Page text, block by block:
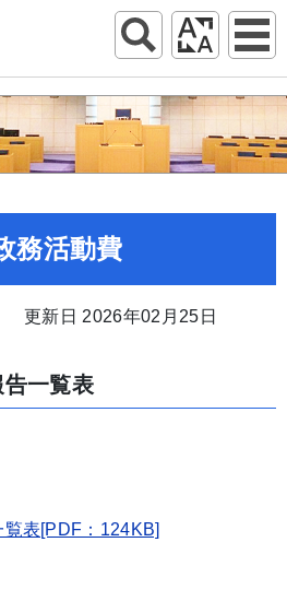
務活動費
更新日 2026年02月25日
一覧表
表[PDF：124KB]